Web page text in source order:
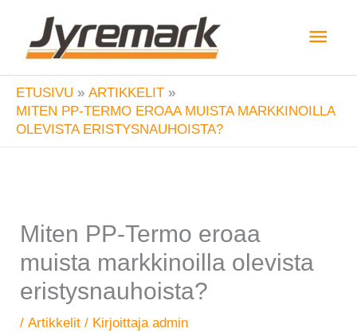
sisältöön
ETUSIVU
ARTIKKELIT
MITEN PP-TERMO EROAA MUISTA MARKKINOILLA
OLEVISTA ERISTYSNAUHOISTA?
Miten PP-Termo eroaa
muista markkinoilla olevista
eristysnauhoista?
/Artikkelit / Kirjoittajaadmin